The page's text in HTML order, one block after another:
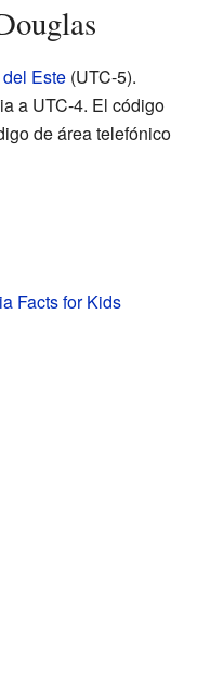
Este (UTC-5).
a UTC-4. El código
de área telefónico
Facts for Kids